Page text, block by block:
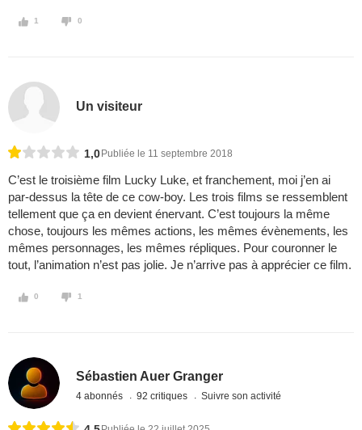
1 0
Un visiteur
1,0 Publiée le 11 septembre 2018
C’est le troisième film Lucky Luke, et franchement, moi j’en ai
par-dessus la tête de ce cow-boy. Les trois films se ressemblent
tellement que ça en devient énervant. C’est toujours la même
chose, toujours les mêmes actions, les mêmes évènements, les
mêmes personnages, les mêmes répliques. Pour couronner le
tout, l’animation n’est pas jolie. Je n’arrive pas à apprécier ce film.
0 1
Sébastien Auer Granger
4 abonnés 92 critiques Suivre son activité